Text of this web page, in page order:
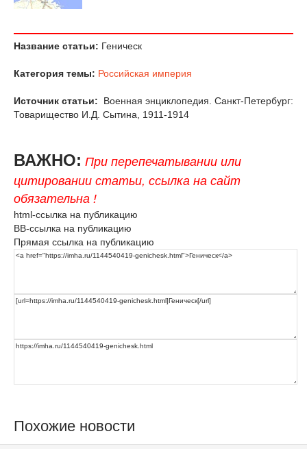
Название статьи: Геническ
Категория темы: Российская империя
Источник статьи:
Военная энциклопедия. Санкт-Петербург:
Товарищество И.Д. Сытина, 1911-1914
ВАЖНО: При перепечатывании или
цитировании статьи, ссылка на сайт
обязательна !
html-ссылка на публикацию
BB-ссылка на публикацию
Прямая ссылка на публикацию
Похожие новости